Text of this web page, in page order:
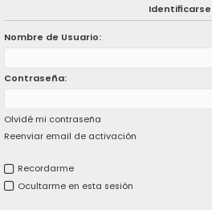
Identificarse
Nombre de Usuario:
Contraseña:
Olvidé mi contraseña
Reenviar email de activación
Recordarme
Ocultarme en esta sesión